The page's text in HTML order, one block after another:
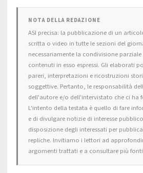
NOTA DELLA REDAZIONE
ASI precisa: la pubblicazione di un
scritta o video in tutte le sezioni del
necessariamente la condivisione
contenuti in esso espressi. Gli elaborati
pareri, interpretazioni e ricostruzioni
soggettive. Pertanto, le responsabilità
dell'autore e/o dell'intervistato che ci ha
L'intento della testata è quello di fare
e di divulgare notizie di interesse
disposizione degli interessati per
repliche. Invitiamo i lettori ad
argomenti trattati e a consultare più